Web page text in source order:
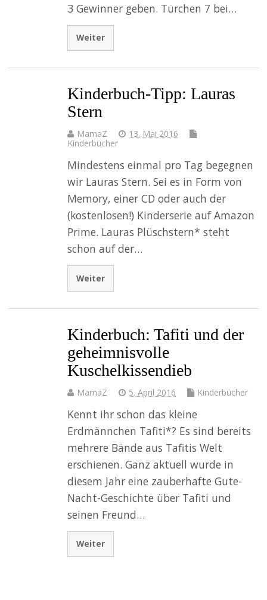
3 Gewinner geben. Türchen 7 bei…
Weiter
Kinderbuch-Tipp: Lauras
Stern
MamaZ
13. Mai 2016
Kinderbücher
Mindestens einmal pro Tag begegnen
wir Lauras Stern. Sei es in Form von
Memory, einer CD oder auch der
(kostenlosen!) Kinderserie auf Amazon
Prime. Lauras Plüschstern* steht
schon auf der…
Weiter
Kinderbuch: Tafiti und der
geheimnisvolle
Kuschelkissendieb
MamaZ 5. April 2016 Kinderbücher
Kennt ihr schon das kleine
Erdmännchen Tafiti*? Es sind bereits
mehrere Bände aus Tafitis Welt
erschienen. Ganz aktuell wurde in
diesem Jahr eine zauberhafte Gute-
Nacht-Geschichte über Tafiti und
seinen Freund…
Weiter